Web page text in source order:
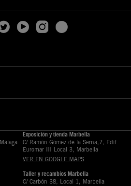
Exposición y tienda Marbella
C/ Ramón Gómez de la Serna,7, Edif
Euromar III Local 3, Marbella
VER EN GOOGLE MAPS
Taller y recambios Marbella
C/ Carbón 38, Local 1, Marbella